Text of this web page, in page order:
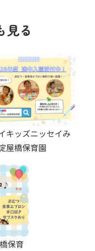
見る
キッズニッセイみ
屋橋保育園
保育